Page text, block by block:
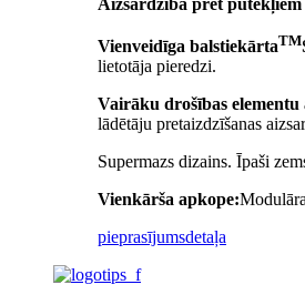
Vienveidīga balstiekārtaTM
lietotāja pieredzi.
Vairāku drošības elementu
lādētāju pretaizdzīšanas
Supermazs dizains. Īpaši
Vienkārša apkope:
pieprasījumsdetaļa